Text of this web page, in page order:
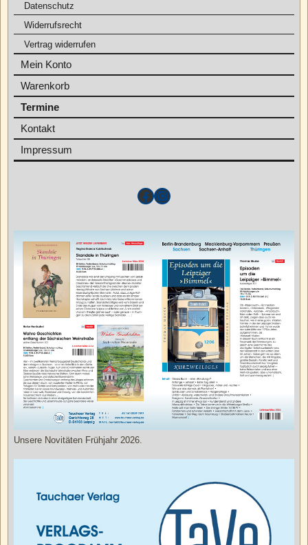
Datenschutz
Widerrufsrecht
Vertrag widerrufen
Mein Konto
Warenkorb
Termine
Kontakt
Impressum
Unsere Novitäten Frühjahr 2026.